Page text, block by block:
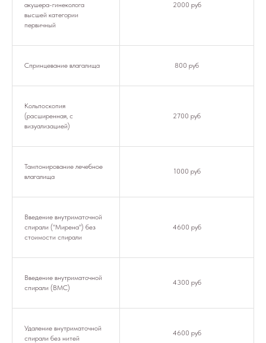
акушера-гинеколога
высшей категории
первичный
2000 руб
Спринцевание влагалища 800 руб
Кольпоскопия
(расширенная, с
визуализацией)
2700 руб
Тампонирование лечебное
влагалища
1000 руб
Введение внутриматочной
спирали ("Мирена") без
стоимости спирали
4600 руб
Введение внутриматочной
спирали (ВМС)
4300 руб
Удаление внутриматочной
спирали без нитей
4600 руб